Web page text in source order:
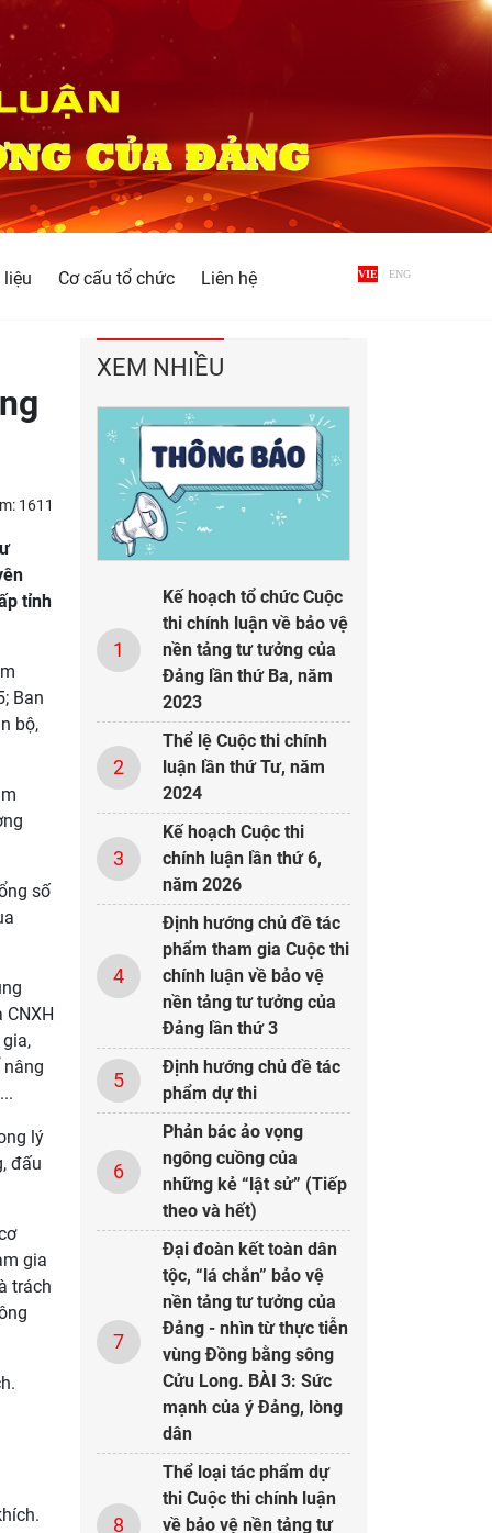
liệu Cơ cấu tổ chức Liên hệ VIE ENG
1611
tỉnh
Ban
bộ,
số
lý
đấu
gia
trách
XEM NHIỀU
1
Kế hoạch tổ chức Cuộc
thi chính luận về bảo vệ
nền tảng tư tưởng của
Đảng lần thứ Ba, năm
2023
2
Thể lệ Cuộc thi chính
luận lần thứ Tư, năm
2024
3
Kế hoạch Cuộc thi
chính luận lần thứ 6,
năm 2026
4
Định hướng chủ đề tác
phẩm tham gia Cuộc thi
chính luận về bảo vệ
nền tảng tư tưởng của
Đảng lần thứ 3
5
Định hướng chủ đề tác
phẩm dự thi
6
Phản bác ảo vọng
ngông cuồng của
những kẻ “lật sử” (Tiếp
theo và hết)
7
Đại đoàn kết toàn dân
tộc, “lá chắn” bảo vệ
nền tảng tư tưởng của
Đảng - nhìn từ thực tiễn
vùng Đồng bằng sông
Cửu Long. BÀI 3: Sức
mạnh của ý Đảng, lòng
dân
8
Thể loại tác phẩm dự
thi Cuộc thi chính luận
về bảo vệ nền tảng tư